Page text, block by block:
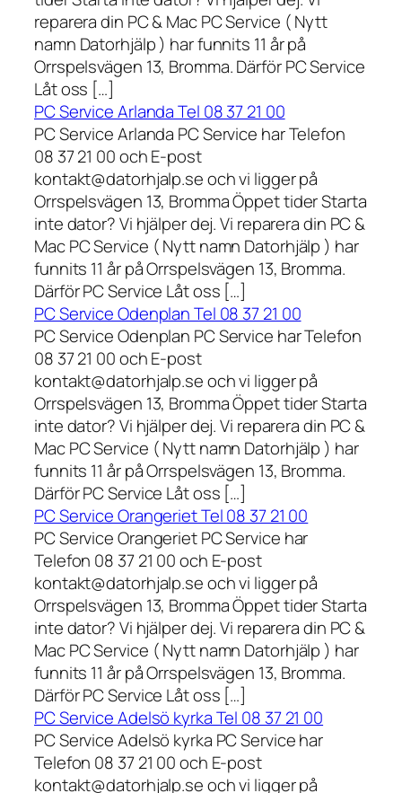
reparera din PC & Mac PC Service ( Nytt
namn Datorhjälp ) har funnits 11 år på
Orrspelsvägen 13, Bromma. Därför PC Service
Låt oss […]
PC Service Arlanda Tel 08 37 21 00
PC Service Arlanda PC Service har Telefon
08 37 21 00 och E-post
kontakt@datorhjalp.se och vi ligger på
Orrspelsvägen 13, Bromma Öppet tider Starta
inte dator? Vi hjälper dej. Vi reparera din PC &
Mac PC Service ( Nytt namn Datorhjälp ) har
funnits 11 år på Orrspelsvägen 13, Bromma.
Därför PC Service Låt oss […]
PC Service Odenplan Tel 08 37 21 00
PC Service Odenplan PC Service har Telefon
08 37 21 00 och E-post
kontakt@datorhjalp.se och vi ligger på
Orrspelsvägen 13, Bromma Öppet tider Starta
inte dator? Vi hjälper dej. Vi reparera din PC &
Mac PC Service ( Nytt namn Datorhjälp ) har
funnits 11 år på Orrspelsvägen 13, Bromma.
Därför PC Service Låt oss […]
PC Service Orangeriet Tel 08 37 21 00
PC Service Orangeriet PC Service har
Telefon 08 37 21 00 och E-post
kontakt@datorhjalp.se och vi ligger på
Orrspelsvägen 13, Bromma Öppet tider Starta
inte dator? Vi hjälper dej. Vi reparera din PC &
Mac PC Service ( Nytt namn Datorhjälp ) har
funnits 11 år på Orrspelsvägen 13, Bromma.
Därför PC Service Låt oss […]
PC Service Adelsö kyrka Tel 08 37 21 00
PC Service Adelsö kyrka PC Service har
Telefon 08 37 21 00 och E-post
kontakt@datorhjalp.se och vi ligger på